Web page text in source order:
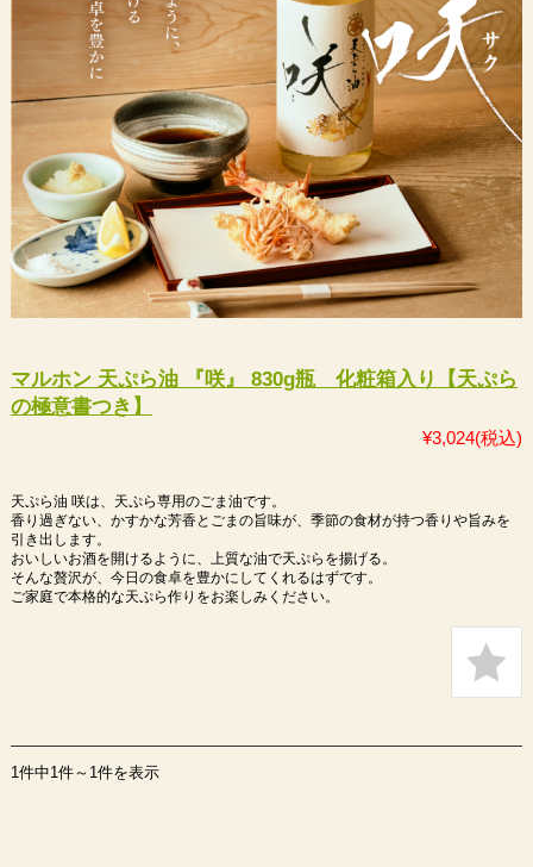
マルホン 天ぷら油 『咲』 830g瓶 化粧箱入り【天ぷら
の極意書つき】
¥3,024(税込)
天ぷら油 咲は、天ぷら専用のごま油です。
香り過ぎない、かすかな芳香とごまの旨味が、季節の食材が持つ香りや旨みを
引き出します。
おいしいお酒を開けるように、上質な油で天ぷらを揚げる。
そんな贅沢が、今日の食卓を豊かにしてくれるはずです。
ご家庭で本格的な天ぷら作りをお楽しみください。
1件中1件～1件を表示